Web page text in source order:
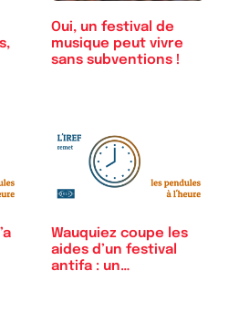
Oui, un festival de
musique peut vivre
sans subventions !
Wauquiez coupe les
aides d’un festival
antifa : un…